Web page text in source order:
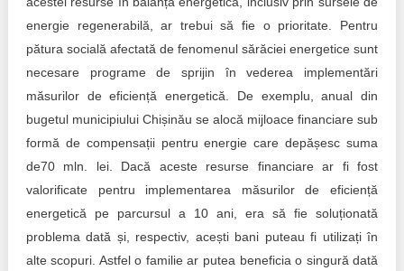
energie regenerabilă, ar trebui să fie o prioritate. Pentru
pătura socială afectată de fenomenul sărăciei energetice sunt
necesare programe de sprijin în vederea implementări
măsurilor de eficiență energetică. De exemplu, anual din
bugetul municipiului Chișinău se alocă mijloace financiare sub
formă de compensații pentru energie care depășesc suma
de70 mln. lei. Dacă aceste resurse financiare ar fi fost
valorificate pentru implementarea măsurilor de eficiență
energetică pe parcursul a 10 ani, era să fie soluționată
problema dată și, respectiv, acești bani puteau fi utilizați în
alte scopuri. Astfel o familie ar putea beneficia o singură dată